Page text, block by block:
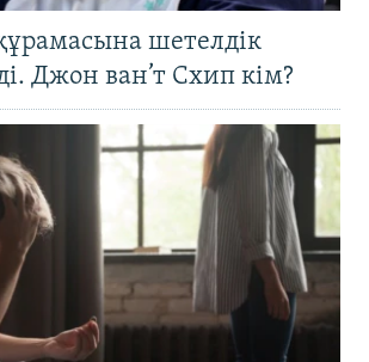
шетелдік
Джон ван’т Схип кім?